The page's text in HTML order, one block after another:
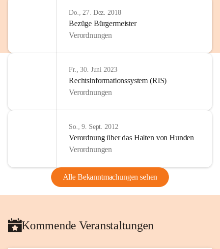
Do., 27. Dez. 2018
Bezüge Bürgermeister
Verordnungen
Fr., 30. Juni 2023
Rechtsinformationssystem (RIS)
Verordnungen
So., 9. Sept. 2012
Verordnung über das Halten von Hunden
Verordnungen
Alle Bekanntmachungen sehen
Kommende Veranstaltungen